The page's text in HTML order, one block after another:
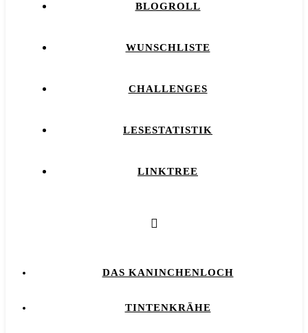
BLOGROLL
WUNSCHLISTE
CHALLENGES
LESESTATISTIK
LINKTREE
DAS KANINCHENLOCH
TINTENKRÄHE